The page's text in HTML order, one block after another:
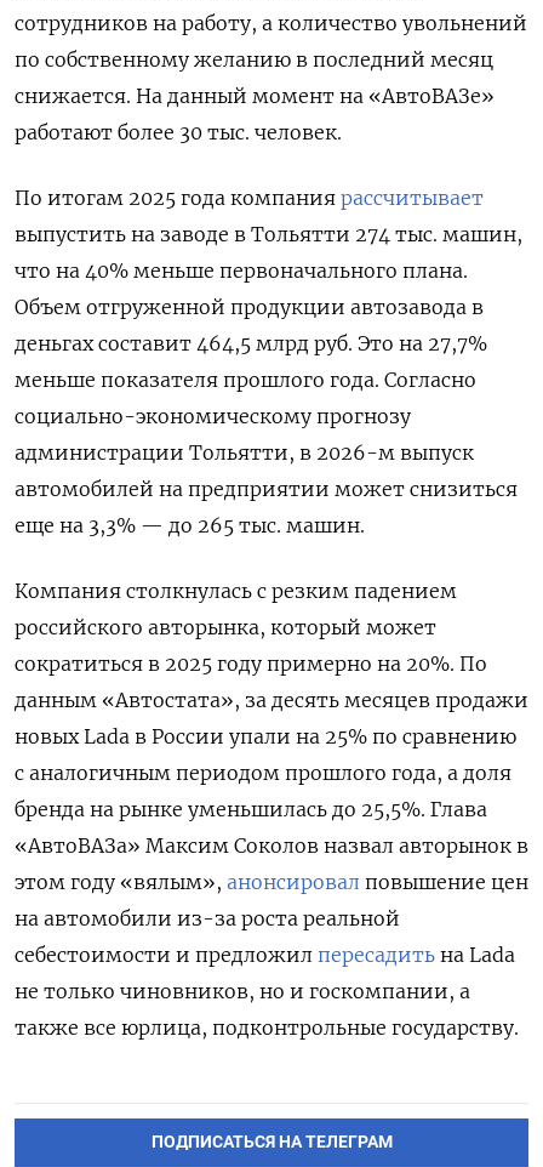
сотрудников на работу, а количество увольнений
по собственному желанию в последний месяц
снижается. На данный момент на «АвтоВАЗе»
работают более 30 тыс. человек.
По итогам 2025 года компания рассчитывает
выпустить на заводе в Тольятти 274 тыс. машин,
что на 40% меньше первоначального плана.
Объем отгруженной продукции автозавода в
деньгах составит 464,5 млрд руб. Это на 27,7%
меньше показателя прошлого года. Согласно
социально-экономическому прогнозу
администрации Тольятти, в 2026-м выпуск
автомобилей на предприятии может снизиться
еще на 3,3% — до 265 тыс. машин.
Компания столкнулась с резким падением
российского авторынка, который может
сократиться в 2025 году примерно на 20%. По
данным «Автостата», за десять месяцев продажи
новых Lada в России упали на 25% по сравнению
с аналогичным периодом прошлого года, а доля
бренда на рынке уменьшилась до 25,5%. Глава
«АвтоВАЗа» Максим Соколов назвал авторынок в
этом году «вялым», анонсировал повышение цен
на автомобили из-за роста реальной
себестоимости и предложил пересадить на Lada
не только чиновников, но и госкомпании, а
также все юрлица, подконтрольные государству.
ПОДПИСАТЬСЯ НА ТЕЛЕГРАМ